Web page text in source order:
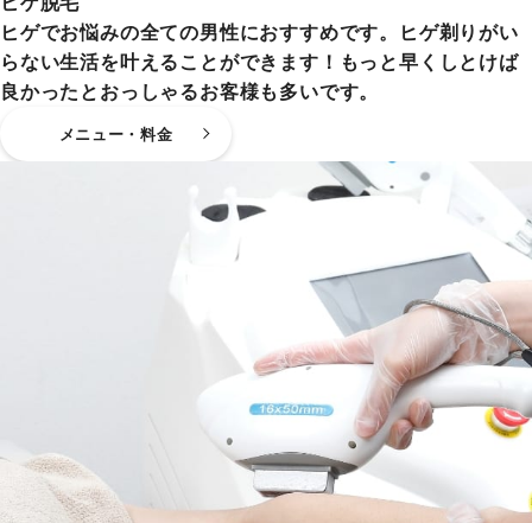
ヒゲでお悩みの全ての男性におすすめです。ヒゲ剃りがい
らない生活を叶えることができます！もっと早くしとけば
良かったとおっしゃるお客様も多いです。
メニュー・料金